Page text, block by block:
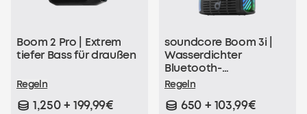
Boom 2 Pro | Extrem
tiefer Bass für draußen
Regeln
1,250 + 199,99€
soundcore Boom 3i |
Wasserdichter
Bluetooth-
Lautsprecher
Regeln
650 + 103,99€